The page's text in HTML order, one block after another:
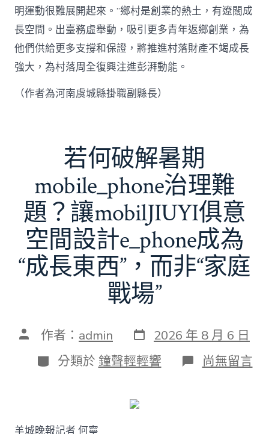
明運動很難展開起來。”鄉村是創業的熱土，有遼闊成
長空間。出臺務虛舉動，吸引更多青年返鄉創業，為
他們供給更多支撐和保證，將推進村落財產不竭成長
強大，為村落周全復興注進彭湃動能。
（作者為河南虞城縣掛職副縣長）
若何破解暑期
mobile_phone治理難
題？讓mobilJIUYI俱意
空間設計e_phone成為
“成長東西”，而非“家庭
戰場”
文 作者： admin 發
表
日
期
2026 年 8 月 6 日
分
類
分類於 鐘聲輕輕響 在
〈若
尚無留言
羊城晚報記者 何寧